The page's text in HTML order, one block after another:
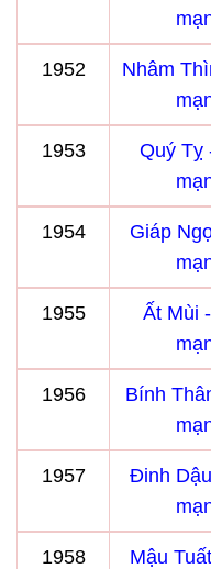
1952
Nhâm
1953
Quý Tỵ
1954
Giáp
1955
Ất Mùi
1956
Bính
1957
Đinh
1958
Mậu